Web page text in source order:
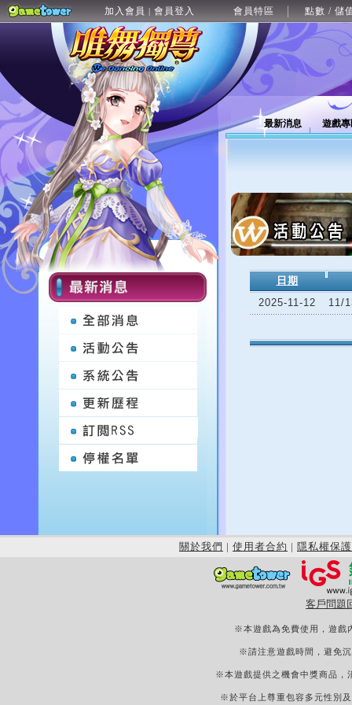
加入會員 | 會員登入 會員特區 點數 / 儲
最新消息 遊戲
日期
2025-11-12
11/
關於我們 | 使用者合約 | 隱私權保護
客戶問題
※本遊戲為免費使用，遊戲
※請注意遊戲時間，避免
※本遊戲提供之機會中獎商品，
※於平台上尊重包容多元性別